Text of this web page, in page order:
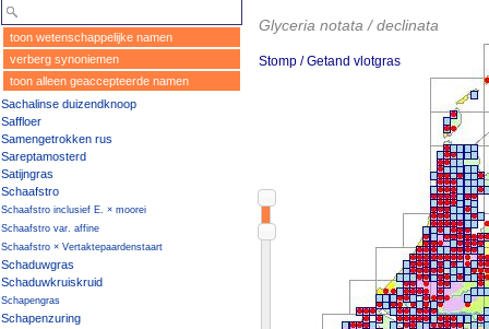
toon wetenschappelijke namen
verberg synoniemen
toon alleen geaccepteerde namen
Sachalinse duizendknoop
Saffloer
Samengetrokken rus
Sareptamosterd
Satijngras
Schaafstro
Schaafstro inclusief E. × moorei
Schaafstro var. affine
Schaafstro × Vertaktepaardenstaart
Schaduwgras
Schaduwkruiskruid
Schapengras
Schapenzuring
Glyceria notata / declinata
Stomp / Getand vlotgras